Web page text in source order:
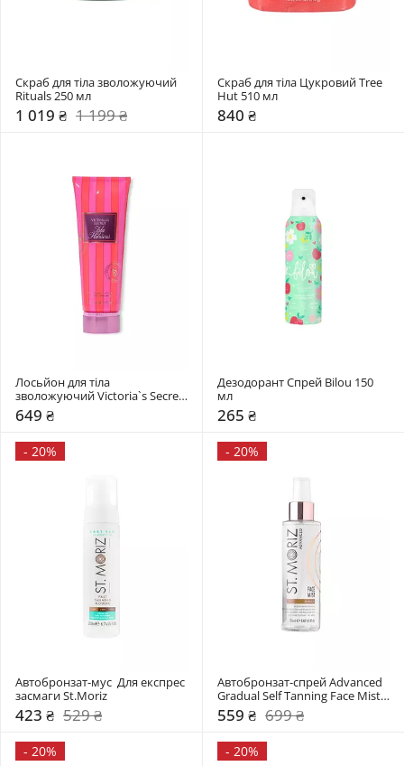
Скраб для тіла зволожуючий
Rituals 250 мл
1 019 ₴ 1 199 ₴
Скраб для тіла Цукровий Tree
Hut 510 мл
840 ₴
Лосьйон для тіла
зволожуючий Victoria`s Secret
236 мл
649 ₴
Дезодорант Спрей Bilou 150
265 ₴
- 20%
Автобронзат-мус  Для експрес
засмаги St.Moriz
423 ₴ 529 ₴
- 20%
Автобронзат-спрей Advanced
Gradual Self Tanning Face Mist
St.Moriz
559 ₴ 699 ₴
- 20% - 20%